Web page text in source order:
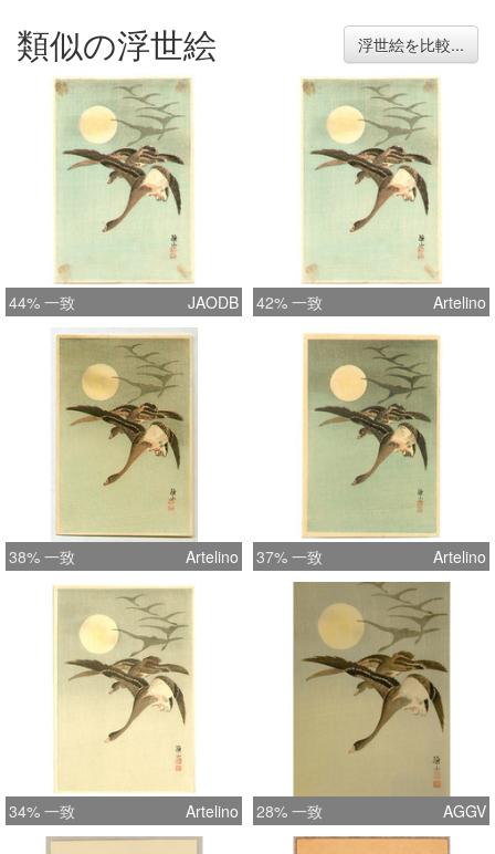
類似の浮世絵 浮世絵を比較...
44% 一致 JAODB 42% 一致 Artelino
38% 一致 Artelino 37% 一致 Artelino
34% 一致 Artelino 28% 一致 AGGV